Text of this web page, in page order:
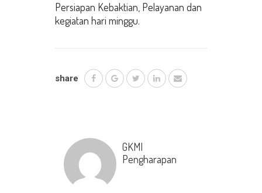
Persiapan Kebaktian, Pelayanan dan
kegiatan hari minggu.
share
GKMI
Pengharapan